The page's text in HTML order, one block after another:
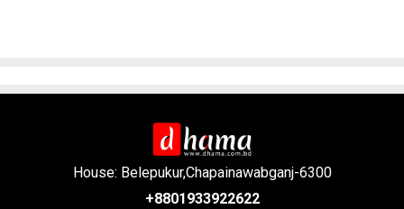
House: Belepukur,Chapainawabganj-6300
+8801933922622